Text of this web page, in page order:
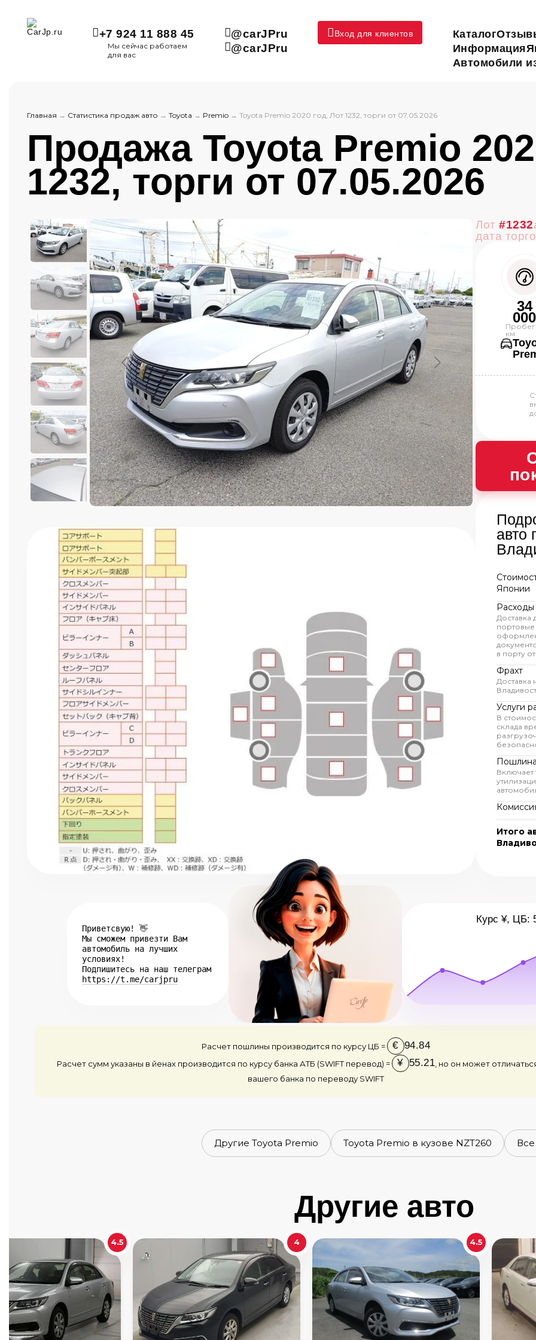
+7 924 11 888 45
Мы сейчас работаем
для вас
@carJPru
@carJPru
Вход для клиентов Каталог
Информация
Автомобили
Главная → Статистика продаж авто → Toyota → Premio → Toyota Premio 2020 год, Лот 1232, торги от 07.05.2026
Продажа Toyota Premio
1232, торги от 07.05.2026
Лот #1232
дата
34
000
Пробег,
км:
авто
Японии
Доставка
в порту
Фрахт
Доставка
Услуги
В
склада
Итого
Приветсвую! 👋
Мы сможем привезти Вам
автомобиль на лучших
условиях!
Подпишитесь на наш телеграм
https://t.me/carjpru
Курс ¥, ЦБ:
Расчет пошлины производится по курсу ЦБ = € 94.84
Расчет сумм указаны в йенах производится по курсу банка АТБ (SWIFT перевод) = ¥ 55.21 , но он может
вашего банка по переводу SWIFT
Другие Toyota Premio Toyota Premio в кузове NZT260
Другие авто
4.5 4 4.5